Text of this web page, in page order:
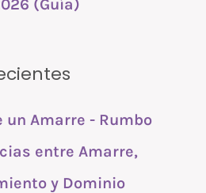
(Guía)
un Amarre - Rumbo
entre Amarre,
y Dominio